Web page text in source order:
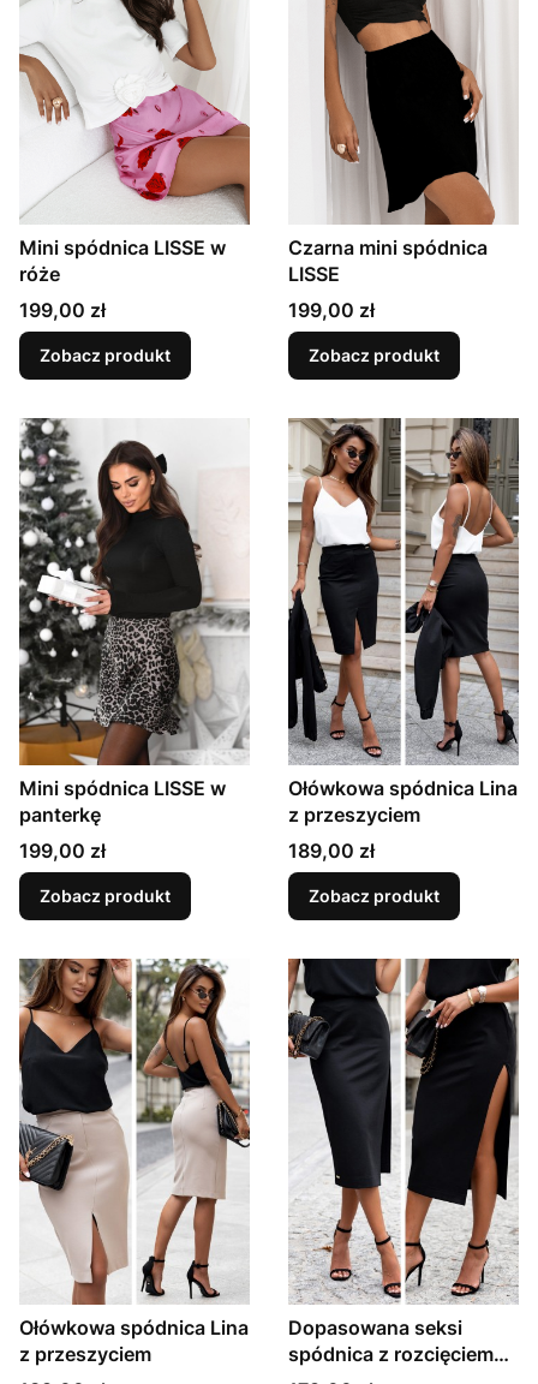
Mini spódnica LISSE w
róże
Cena
199,00 zł
Zobacz produkt
Czarna mini spódnica
LISSE
Cena
199,00 zł
Zobacz produkt
Mini spódnica LISSE w
panterkę
Cena
199,00 zł
Zobacz produkt
Ołówkowa spódnica Lina
z przeszyciem
Cena
189,00 zł
Zobacz produkt
Ołówkowa spódnica Lina
z przeszyciem
Dopasowana seksi
spódnica z rozcięciem